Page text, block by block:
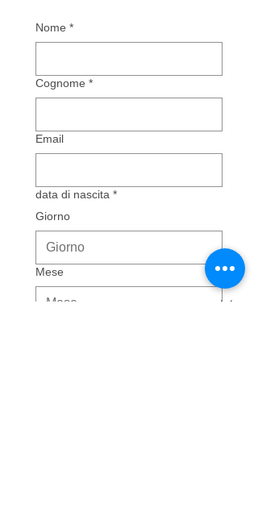
Nome *
Cognome *
Email
data di nascita *
Giorno
Mese